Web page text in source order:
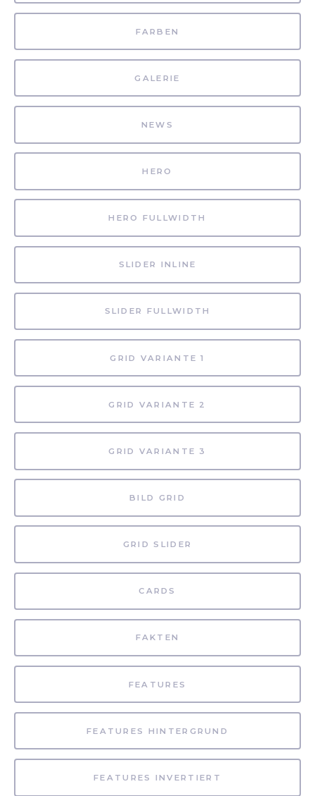
FARBEN
GALERIE
NEWS
HERO
HERO FULLWIDTH
SLIDER INLINE
SLIDER FULLWIDTH
GRID VARIANTE 1
GRID VARIANTE 2
GRID VARIANTE 3
BILD GRID
GRID SLIDER
CARDS
FAKTEN
FEATURES
FEATURES HINTERGRUND
FEATURES INVERTIERT